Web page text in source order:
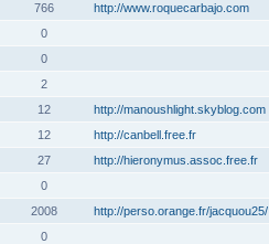
766 http://www.roquecarbajo.com
0
0
2
12 http://manoushlight.skyblog.com
12 http://canbell.free.fr
27 http://hieronymus.assoc.free.fr
0
2008 http://perso.orange.fr/jacquou25/
0